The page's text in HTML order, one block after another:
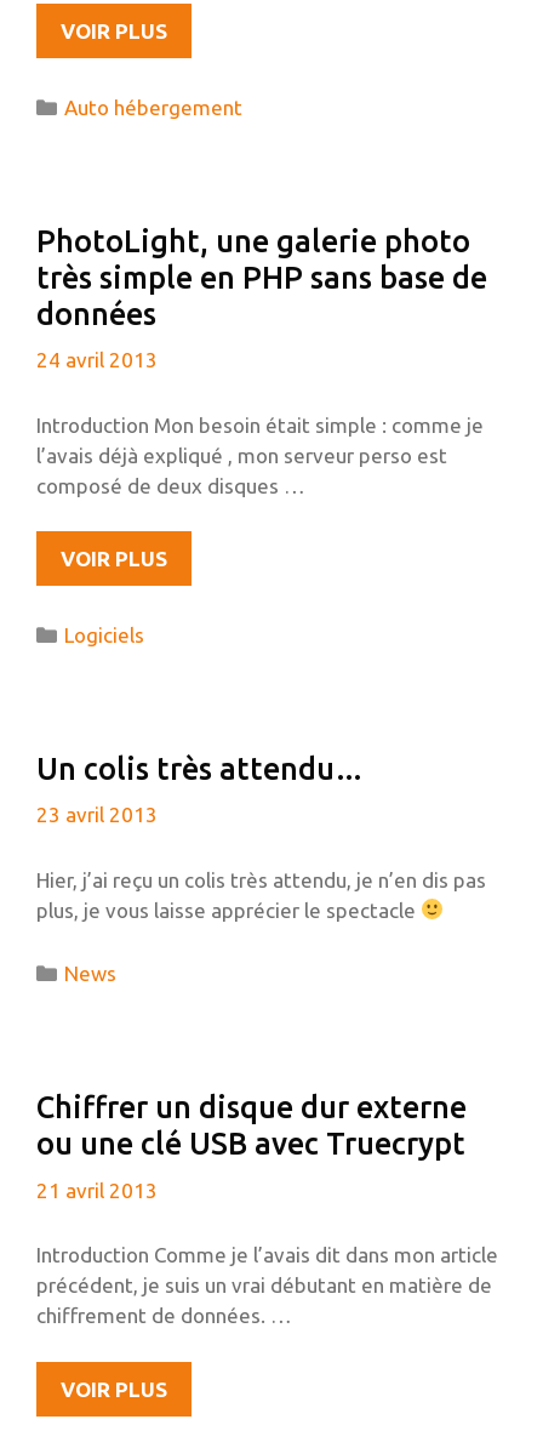
VOIR PLUSSAUVEGARDES
DISTANTES
AVEC
TRUECRYPT
ET
Catégories
Auto hébergement
PhotoLight, une galerie photo
très simple en PHP sans base de
données
24 avril 2013
Introduction Mon besoin était simple : comme je
l’avais déjà expliqué , mon serveur perso est
composé de deux disques …
VOIR PLUSPHOTOLIGHT,
UNE
PHP
DONNÉES
Catégories
Logiciels
Un colis très attendu…
23 avril 2013
Hier, j’ai reçu un colis très attendu, je n’en dis pas
plus, je vous laisse apprécier le spectacle
Catégories
News
Chiffrer un disque dur externe
ou une clé USB avec Truecrypt
21 avril 2013
Introduction Comme je l’avais dit dans mon article
précédent, je suis un vrai débutant en matière de
chiffrement de données. …
VOIR PLUSCHIFFRER
UN